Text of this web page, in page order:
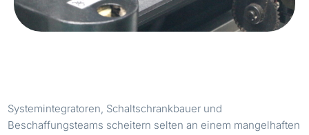
Systemintegratoren, Schaltschrankbauer und
Beschaffungsteams scheitern selten an einem mangelhaften